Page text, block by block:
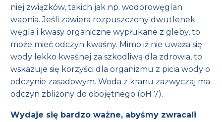
niej związków, takich jak np. wodorowęglan
wapnia. Jeśli zawiera rozpuszczony dwutlenek
węgla i kwasy organiczne wypłukane z gleby, to
może mieć odczyn kwaśny. Mimo iż nie uważa się
wody lekko kwaśnej za szkodliwą dla zdrowia, to
wskazuje się korzyści dla organizmu z picia wody o
odczynie zasadowym. Woda z kranu zazwyczaj ma
odczyn zbliżony do obojętnego (pH 7).
Wydaje się bardzo ważne, abyśmy zwracali